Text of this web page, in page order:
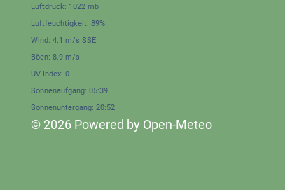
Luftdruck: 1022 mb
Luftfeuchtigkeit: 89%
Wind: 4.1 m/s SSE
Böen: 8.9 m/s
UV-Index: 0
Sonnenaufgang: 05:39
Sonnenuntergang: 20:52
© 2026 Powered by Open-Meteo